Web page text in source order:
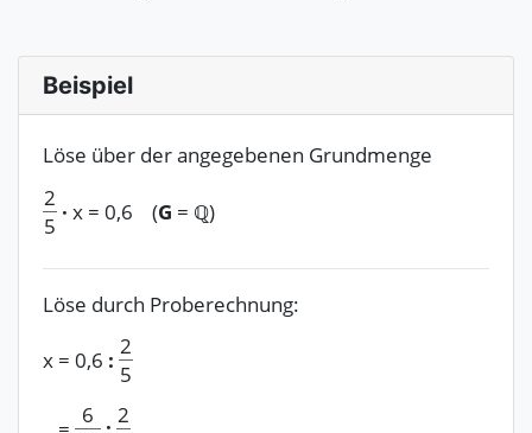
Beispiel
Löse über der angegebenen Grundmenge
2
5
· x = 0,6 (G = ℚ)
Löse durch Proberechnung:
x = 0,6 :
2
5
6
2